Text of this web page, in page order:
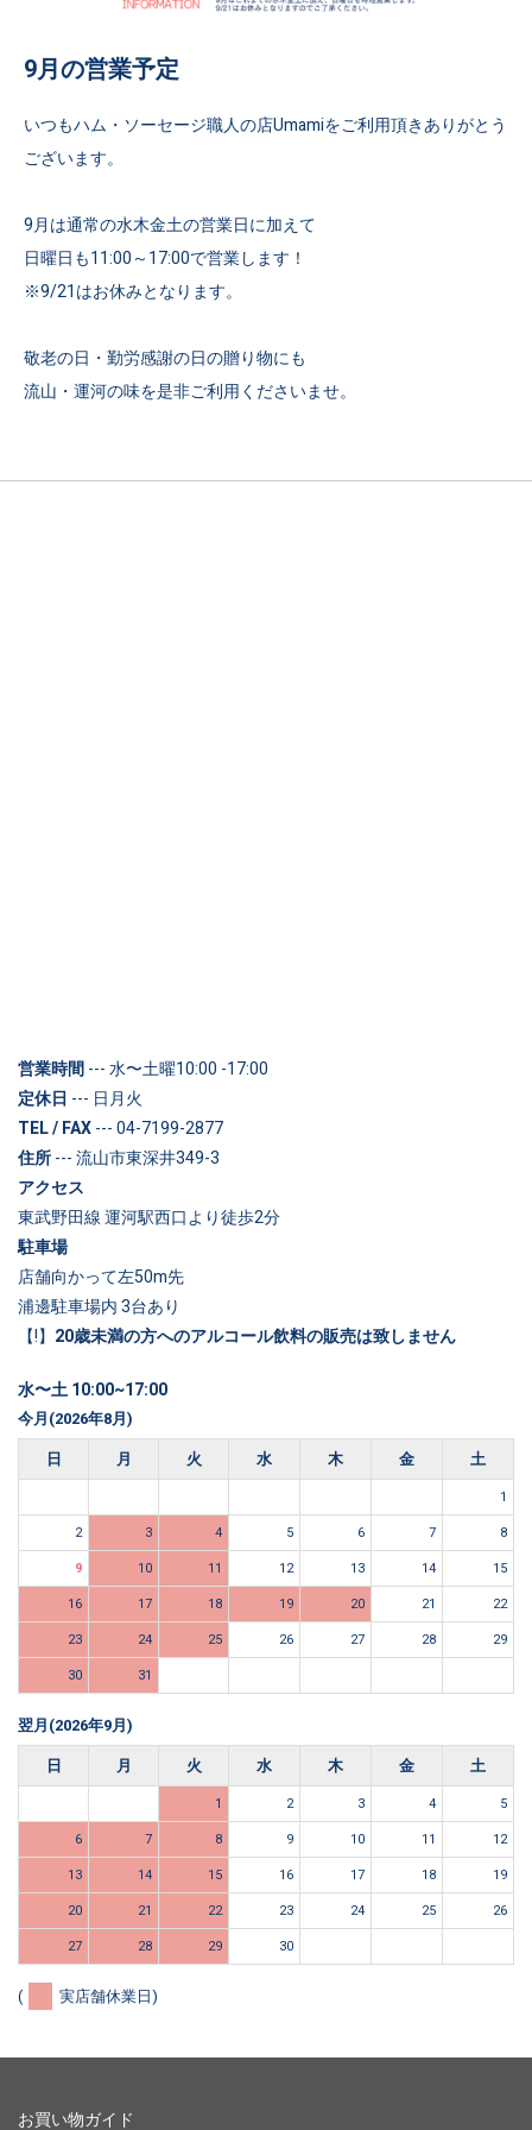
9月の営業予定
いつもハム・ソーセージ職人の店Umamiをご利用頂きありがとう
ございます。
9月は通常の水木金土の営業日に加えて
日曜日も11:00～17:00で営業します！
※9/21はお休みとなります。
敬老の日・勤労感謝の日の贈り物にも
流山・運河の味を是非ご利用くださいませ。
営業時間--- 水〜土曜10:00 -17:00
定休日 --- 日月火
TEL / FAX--- 04-7199-2877
住所--- 流山市東深井349-3
アクセス
東武野田線 運河駅西口より徒歩2分
駐車場
店舗向かって左50m先
浦邊駐車場内 3台あり
【!】 20歳未満の方へのアルコール飲料の販売は致しません
水〜土 10:00~17:00
今月(2026年8月)
日
月 火 水 木 金 土
1
2
3 4 5 6 7
8
9
10 11 12 13 14
15
16
17 18 19 20 21
22
23
24 25 26 27 28
29
30
31
翌月(2026年9月)
日
月 火 水 木 金 土
1 2 3 4
5
6
7 8 9 10 11
12
13
14 15 16 17 18
19
20
21 22 23 24 25
26
27
28 29 30
( 実店舗休業日)
お買い物ガイド